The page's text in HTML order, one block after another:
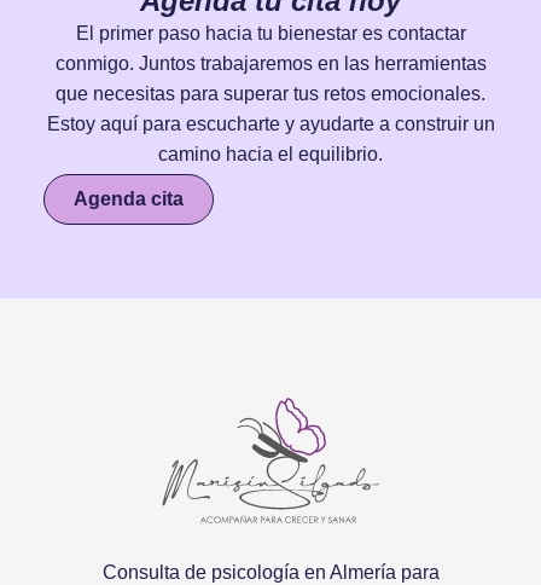
El primer paso hacia tu bienestar es contactar
conmigo. Juntos trabajaremos en las herramientas
que necesitas para superar tus retos emocionales.
Estoy aquí para escucharte y ayudarte a construir un
camino hacia el equilibrio.
Agenda cita
Consulta de psicología en Almería para